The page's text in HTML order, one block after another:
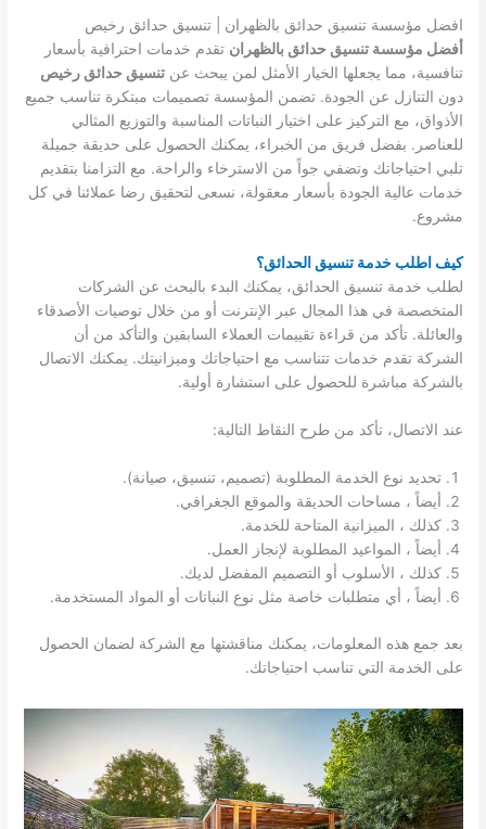
افضل مؤسسة تنسيق حدائق بالظهران | تنسيق حدائق رخيص
أفضل مؤسسة تنسيق حدائق بالظهران تقدم خدمات احترافية بأسعار
تنافسية، مما يجعلها الخيار الأمثل لمن يبحث عنتنسيق حدائق رخيص
دون التنازل عن الجودة. تضمن المؤسسة تصميمات مبتكرة تناسب جميع
الأذواق، مع التركيز على اختيار النباتات المناسبة والتوزيع المثالي
للعناصر. بفضل فريق من الخبراء، يمكنك الحصول على حديقة جميلة
تلبي احتياجاتك وتضفي جواً من الاسترخاء والراحة. مع التزامنا بتقديم
خدمات عالية الجودة بأسعار معقولة، نسعى لتحقيق رضا عملائنا في كل
مشروع.
كيف اطلب خدمة تنسيق الحدائق؟
لطلب خدمة تنسيق الحدائق، يمكنك البدء بالبحث عن الشركات
المتخصصة في هذا المجال عبر الإنترنت أو من خلال توصيات الأصدقاء
والعائلة. تأكد من قراءة تقييمات العملاء السابقين والتأكد من أن
الشركة تقدم خدمات تتناسب مع احتياجاتك وميزانيتك. يمكنك الاتصال
بالشركة مباشرة للحصول على استشارة أولية.
عند الاتصال، تأكد من طرح النقاط التالية:
تحديد نوع الخدمة المطلوبة (تصميم، تنسيق، صيانة).
أيضاً ، مساحات الحديقة والموقع الجغرافي.
كذلك ، الميزانية المتاحة للخدمة.
أيضاً ، المواعيد المطلوبة لإنجاز العمل.
كذلك ، الأسلوب أو التصميم المفضل لديك.
أيضاً ، أي متطلبات خاصة مثل نوع النباتات أو المواد المستخدمة.
بعد جمع هذه المعلومات، يمكنك مناقشتها مع الشركة لضمان الحصول
على الخدمة التي تناسب احتياجاتك.